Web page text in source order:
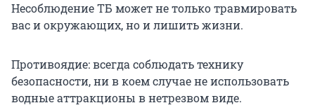
Несоблюдение ТБ может не только травмировать
вас и окружающих, но и лишить жизни.
Противоядие: всегда соблюдать технику
безопасности, ни в коем случае не использовать
водные аттракционы в нетрезвом виде.